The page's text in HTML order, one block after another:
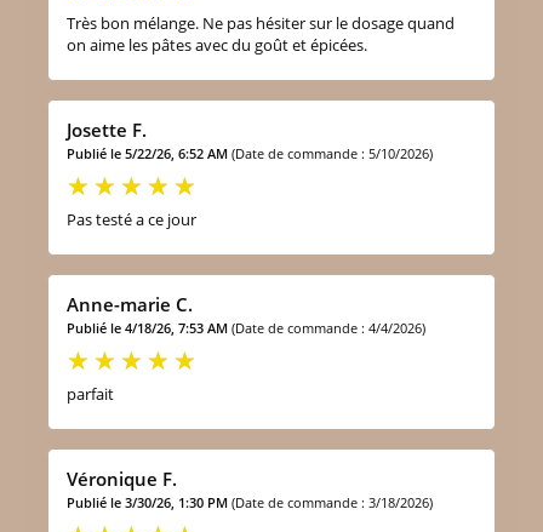
Très bon mélange. Ne pas hésiter sur le dosage quand
on aime les pâtes avec du goût et épicées.
Josette F.
Publié le 5/22/26, 6:52 AM (Date de commande : 5/10/2026)
Pas testé a ce jour
Anne-marie C.
Publié le 4/18/26, 7:53 AM (Date de commande : 4/4/2026)
parfait
Véronique F.
Publié le 3/30/26, 1:30 PM (Date de commande : 3/18/2026)